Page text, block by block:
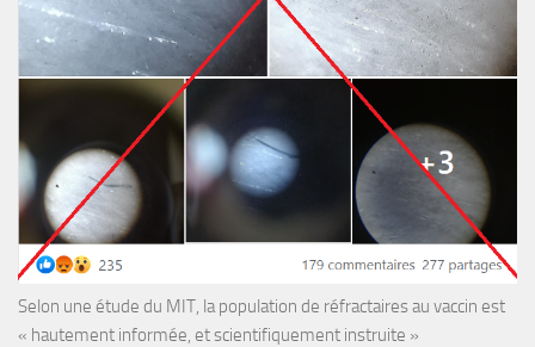
Selon une étude du MIT, la population de réfractaires au vaccin est
« hautement informée, et scientifiquement instruite »